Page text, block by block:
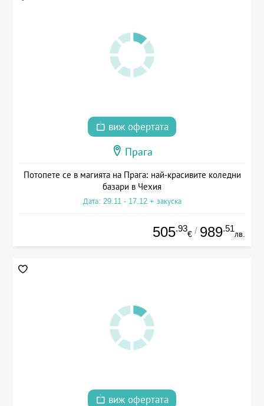
виж офертата
Прага
Потопете се в магията на Прага: най-красивите коледни
базари в Чехия
Дата: 29.11 - 17.12 + закуска
505.93
€ / 989.51
лв.
виж офертата